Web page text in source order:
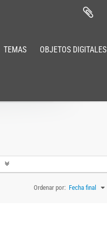
TEMAS
OBJETOS DIGITALES
Ordenar por: Fecha final